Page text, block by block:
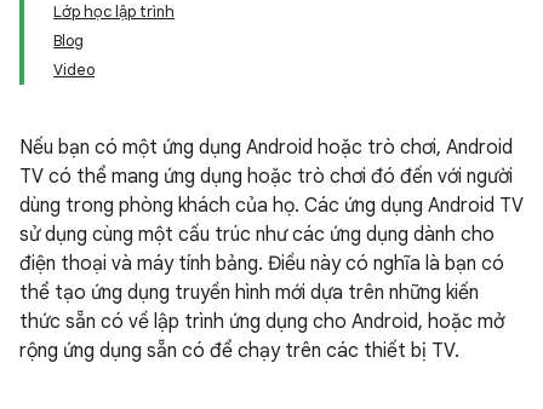
Lớp học lập trình
Blog
Video
Nếu bạn có một ứng dụng Android hoặc trò chơi, Android
TV có thể mang ứng dụng hoặc trò chơi đó đến với người
dùng trong phòng khách của họ. Các ứng dụng Android TV
sử dụng cùng một cấu trúc như các ứng dụng dành cho
điện thoại và máy tính bảng. Điều này có nghĩa là bạn có
thể tạo ứng dụng truyền hình mới dựa trên những kiến
thức sẵn có về lập trình ứng dụng cho Android, hoặc mở
rộng ứng dụng sẵn có để chạy trên các thiết bị TV.